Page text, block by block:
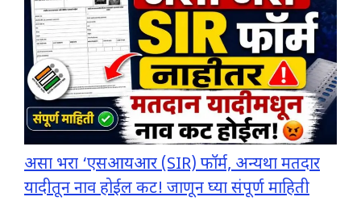
असा भरा ‘एसआयआर (SIR) फॉर्म, अन्यथा मतदार
यादीतून नाव होईल कट! जाणून घ्या संपूर्ण माहिती